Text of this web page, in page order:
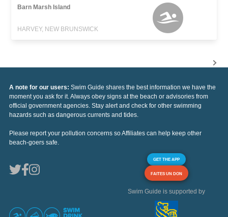
Barn Marsh Island
HARVEY, NEW BRUNSWICK
A note for our users: Swim Guide shares the best information we have the
moment you ask for it. Always obey signs at the beach or advisories from
official government agencies. Stay alert and check for other swimming
hazards such as dangerous currents and tides.
Please report your pollution concerns so Affiliates can help keep other
beach-goers safe.
GET THE APP
FAITES UN DON
Swim Guide is supported by